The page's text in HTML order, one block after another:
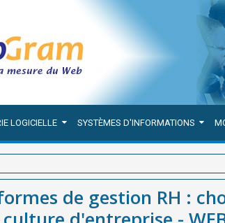
LOGICIELLE SYSTÈMES D'INFORMATIONS
RH : choisir les outils adaptés à votre
entreprise(société / agence) de
en Afrique
de gestion RH :